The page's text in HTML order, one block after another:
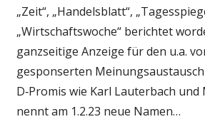
„Zeit“, „Handelsblatt“,
„Wirtschaftswoche“ berichtet
ganzseitige Anzeige für den u.a.
gesponserten
D‑Promis wie Karl Lauterbach
nennt am 1.2.23 neue Namen…